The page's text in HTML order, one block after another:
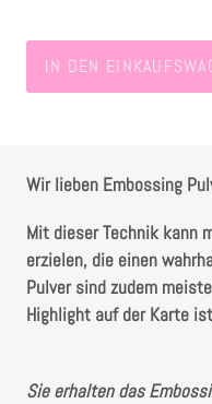
Kranzliebe
IN DEN
Wir lieben Embossing
Mit dieser Technik kann
erzielen, die einen
Pulver sind zudem
Highlight auf der Karte
Sie erhalten das